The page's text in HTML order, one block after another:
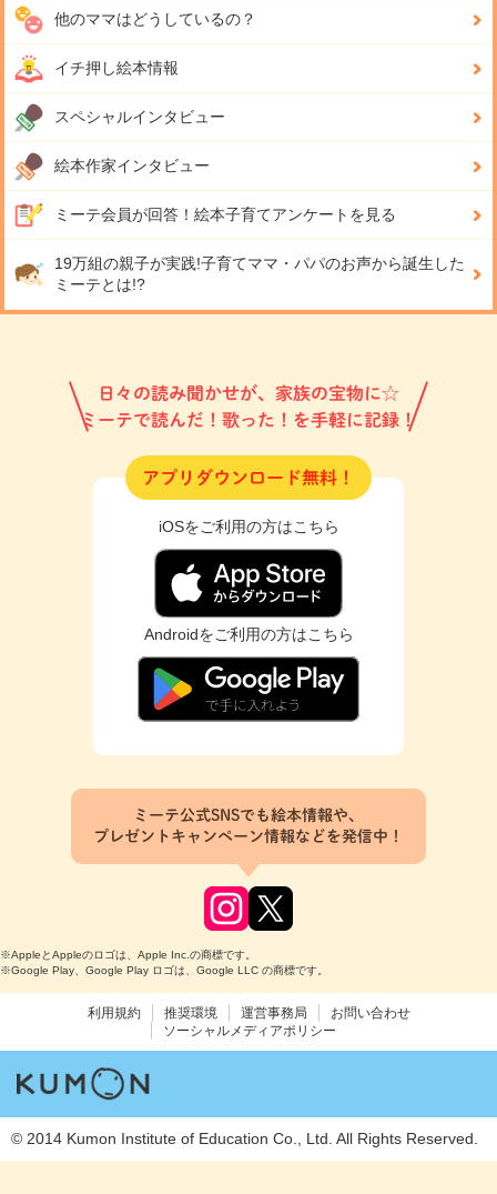
他のママはどうしているの？
イチ押し絵本情報
スペシャルインタビュー
絵本作家インタビュー
ミーテ会員が回答！ 絵本子育てアンケートを見る
19万組の親子が実践!子育てママ・パパのお声から誕生した
ミーテとは!?
日々の読み聞かせが、家族の宝物に☆
ミーテで読んだ！歌った！を手軽に記録！
アプリダウンロード無料！
iOSをご利用の方はこちら
Androidをご利用の方はこちら
ミーテ公式SNSでも絵本情報や、
プレゼントキャンペーン情報などを発信中！
※AppleとAppleのロゴは、Apple Inc.の商標です。
※Google Play、Google Play ロゴは、Google LLC の商標です。
利用規約 推奨環境 運営事務局
お問い合わせ
ソーシャルメディアポリシー
© 2014 Kumon Institute of Education Co., Ltd. All Rights Reserved.